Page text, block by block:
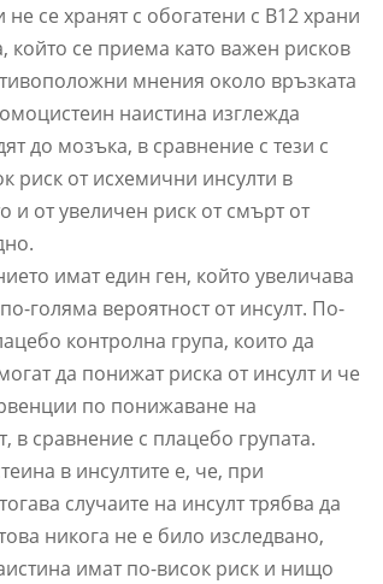
се хранят с обогатени с B12 храни
се приема като важен рисков
мнения около връзката
наистина изглежда
до мозъка, в сравнение с тези с
риск от исхемични инсулти в
и от увеличен риск от смърт от
имат един ген, който увеличава
голяма вероятност от инсулт. По-
контролна група, които да
да понижат риска от инсулт и че
по понижаване на
в сравнение с плацебо групата.
в инсултите е, че, при
случаите на инсулт трябва да
никога не е било изследвано,
имат по-висок риск и нищо